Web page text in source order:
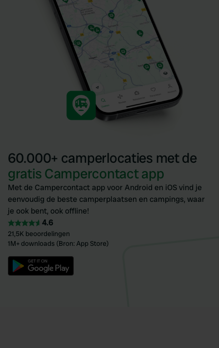
60.000+ camperlocaties met de
gratis Campercontact app
Met de Campercontact app voor Android en iOS vind je
eenvoudig de beste camperplaatsen en campings, waar
je ook bent, ook offline!
4.6
21,5K beoordelingen
1M+ downloads (Bron: App Store)